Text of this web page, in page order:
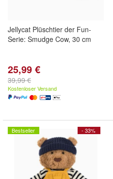
Jellycat Plüschtier der Fun-
Serie: Smudge Cow, 30 cm
25,99 €
39,99 €
Kostenloser Versand
- 33%
Bestseller